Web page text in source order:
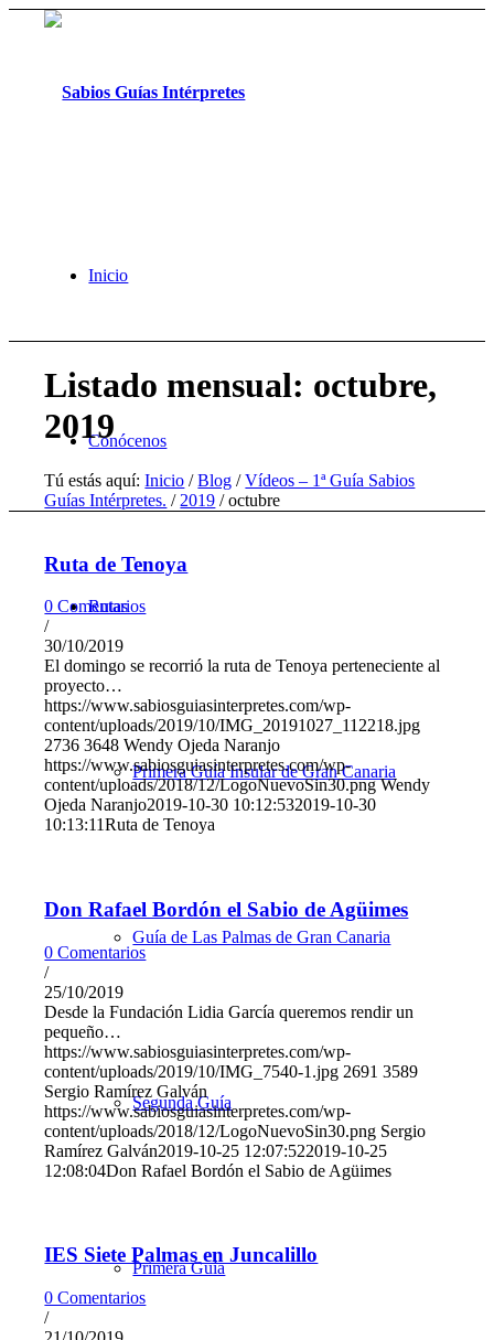
Inicio
Conócenos
Rutas
Primera Guía Insular de Gran Canaria
Guía de Las Palmas de Gran Canaria
Segunda Guía
Primera Guía
Listado mensual: octubre,
2019
Tú estás aquí: Inicio / Blog / Vídeos – 1ª Guía Sabios
Guías Intérpretes. / 2019 / octubre
Ruta de Tenoya
0 Comentarios
/
30/10/2019
El domingo se recorrió la ruta de Tenoya perteneciente al
proyecto…
https://www.sabiosguiasinterpretes.com/wp-
content/uploads/2019/10/IMG_20191027_112218.jpg
2736 3648 Wendy Ojeda Naranjo
https://www.sabiosguiasinterpretes.com/wp-
content/uploads/2018/12/LogoNuevoSin30.png Wendy
Ojeda Naranjo2019-10-30 10:12:532019-10-30
10:13:11Ruta de Tenoya
Don Rafael Bordón el Sabio de Agüimes
0 Comentarios
/
25/10/2019
Desde la Fundación Lidia García queremos rendir un
pequeño…
https://www.sabiosguiasinterpretes.com/wp-
content/uploads/2019/10/IMG_7540-1.jpg 2691 3589
Sergio Ramírez Galván
https://www.sabiosguiasinterpretes.com/wp-
content/uploads/2018/12/LogoNuevoSin30.png Sergio
Ramírez Galván2019-10-25 12:07:522019-10-25
12:08:04Don Rafael Bordón el Sabio de Agüimes
IES Siete Palmas en Juncalillo
0 Comentarios
/